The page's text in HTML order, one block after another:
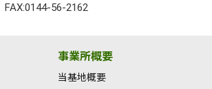
FAX:0144-56-2162
事業所概要
当基地概要